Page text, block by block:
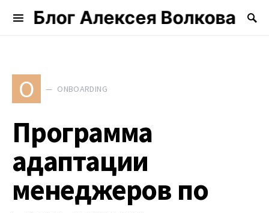
Блог Алексея Волкова
Search for:
O ONBOARDING
Программа
адаптации
менеджеров по